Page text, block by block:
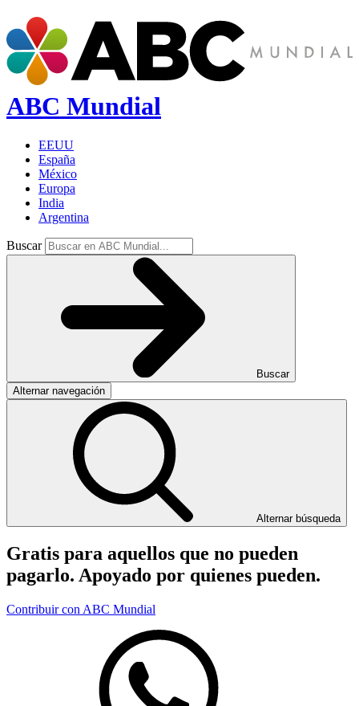
ABC Mundial
EEUU
España
México
Europa
India
Argentina
Buscar
Buscar
Alternar navegación
Alternar búsqueda
Gratis para aquellos que no pueden
pagarlo. Apoyado por quienes pueden.
Contribuir con ABC Mundial